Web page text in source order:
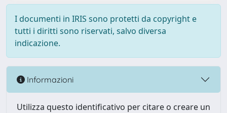
I documenti in IRIS sono protetti da copyright e
tutti i diritti sono riservati, salvo diversa
indicazione.
Informazioni
Utilizza questo identificativo per citare o creare un